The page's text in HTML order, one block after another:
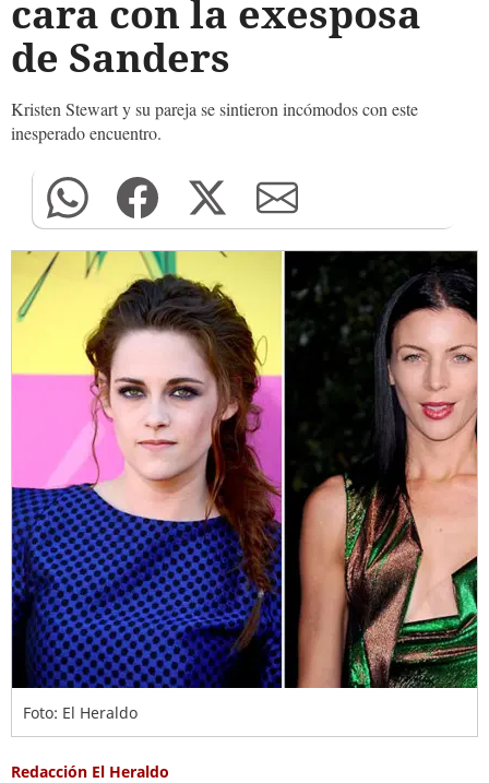
cara con la exesposa
de Sanders
Kristen Stewart y su pareja se sintieron incómodos con este
inesperado encuentro.
Foto: El Heraldo
Redacción El Heraldo